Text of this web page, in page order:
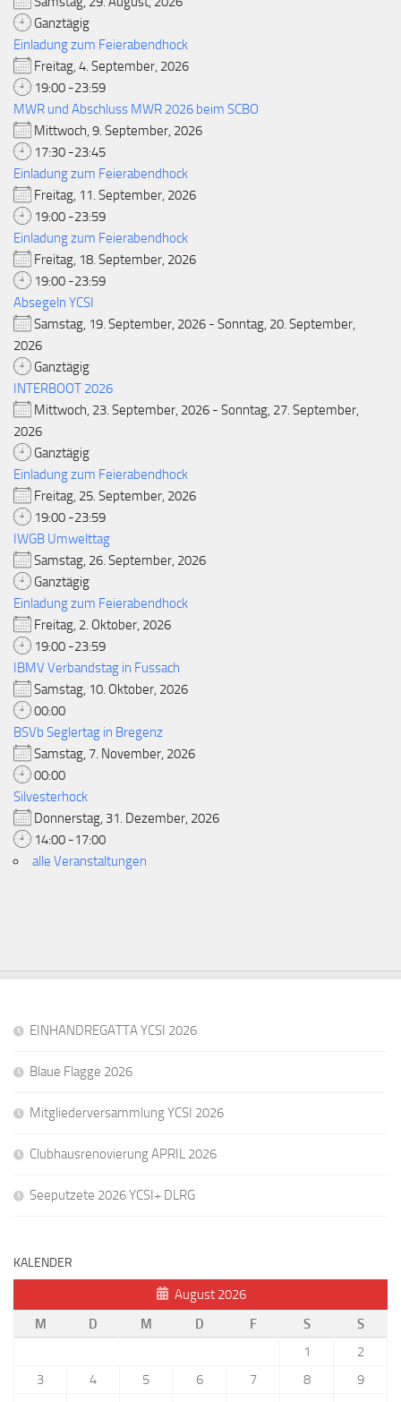
Ganztägig
Einladung zum Feierabendhock
Freitag, 4. September, 2026
19:00 -23:59
MWR und Abschluss MWR 2026 beim SCBO
Mittwoch, 9. September, 2026
17:30 -23:45
Einladung zum Feierabendhock
Freitag, 11. September, 2026
19:00 -23:59
Einladung zum Feierabendhock
Freitag, 18. September, 2026
19:00 -23:59
Absegeln YCSI
Samstag, 19. September, 2026 - Sonntag, 20. September,
2026
Ganztägig
INTERBOOT 2026
Mittwoch, 23. September, 2026 - Sonntag, 27. September,
2026
Ganztägig
Einladung zum Feierabendhock
Freitag, 25. September, 2026
19:00 -23:59
IWGB Umwelttag
Samstag, 26. September, 2026
Ganztägig
Einladung zum Feierabendhock
Freitag, 2. Oktober, 2026
19:00 -23:59
IBMV Verbandstag in Fussach
Samstag, 10. Oktober, 2026
00:00
BSVb Seglertag in Bregenz
Samstag, 7. November, 2026
00:00
Silvesterhock
Donnerstag, 31. Dezember, 2026
14:00 -17:00
alle Veranstaltungen
EINHANDREGATTA YCSI 2026
Blaue Flagge 2026
Mitgliederversammlung YCSI 2026
Clubhausrenovierung APRIL 2026
Seeputzete 2026 YCSI+ DLRG
KALENDER
August 2026
M
D M D F S
S
1
2
3
4 5 6 7 8
9